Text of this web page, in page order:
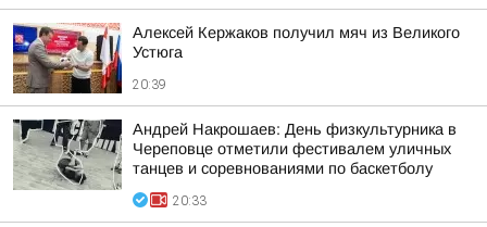
Алексей Кержаков получил мяч из Великого
Устюга
20:39
Андрей Накрошаев: День физкультурника в
Череповце отметили фестивалем уличных
танцев и соревнованиями по баскетболу
20:33